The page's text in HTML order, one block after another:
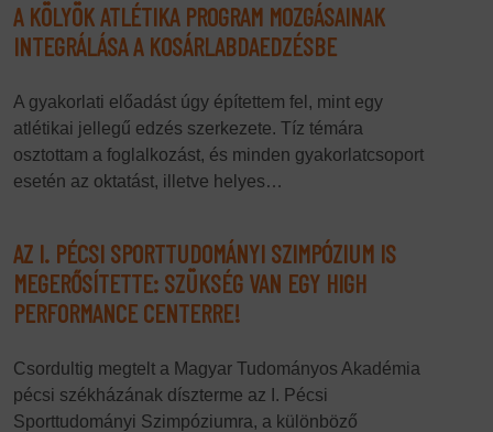
A KÖLYÖK ATLÉTIKA PROGRAM MOZGÁSAINAK
INTEGRÁLÁSA A KOSÁRLABDAEDZÉSBE
A gyakorlati előadást úgy építettem fel, mint egy
atlétikai jellegű edzés szerkezete. Tíz témára
osztottam a foglalkozást, és minden gyakorlatcsoport
esetén az oktatást, illetve helyes…
AZ I. PÉCSI SPORTTUDOMÁNYI SZIMPÓZIUM IS
MEGERŐSÍTETTE: SZÜKSÉG VAN EGY HIGH
PERFORMANCE CENTERRE!
Csordultig megtelt a Magyar Tudományos Akadémia
pécsi székházának díszterme az I. Pécsi
Sporttudományi Szimpóziumra, a különböző